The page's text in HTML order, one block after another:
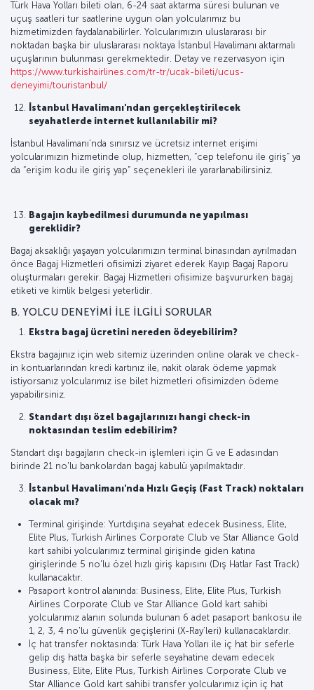
Türk Hava Yolları bileti olan, 6-24 saat aktarma süresi bulunan ve
uçuş saatleri tur saatlerine uygun olan yolcularımız bu
hizmetimizden faydalanabilirler. Yolcularımızın uluslararası bir
noktadan başka bir uluslararası noktaya İstanbul Havalimanı aktarmalı
uçuşlarının bulunması gerekmektedir. Detay ve rezervasyon için
https://www.turkishairlines.com/tr-tr/ucak-bileti/ucus-
deneyimi/touristanbul/
İstanbul Havalimanı'ndan gerçekleştirilecek
seyahatlerde internet kullanılabilir mi?
İstanbul Havalimanı’nda sınırsız ve ücretsiz internet erişimi
yolcularımızın hizmetinde olup, hizmetten, “cep telefonu ile giriş” ya
da “erişim kodu ile giriş yap” seçenekleri ile yararlanabilirsiniz.
Bagajın kaybedilmesi durumunda ne yapılması
gereklidir?
Bagaj aksaklığı yaşayan yolcularımızın terminal binasından ayrılmadan
önce Bagaj Hizmetleri ofisimizi ziyaret ederek Kayıp Bagaj Raporu
oluşturmaları gerekir. Bagaj Hizmetleri ofisimize başvururken bagaj
etiketi ve kimlik belgesi yeterlidir.
B. YOLCU DENEYİMİ İLE İLGİLİ SORULAR
Ekstra bagaj ücretini nereden ödeyebilirim?
Ekstra bagajınız için web sitemiz üzerinden online olarak ve check-
in kontuarlarından kredi kartınız ile, nakit olarak ödeme yapmak
istiyorsanız yolcularımız ise bilet hizmetleri ofisimizden ödeme
yapabilirsiniz.
Standart dışı özel bagajlarınızı hangi check-in
noktasından teslim edebilirim?
Standart dışı bagajların check-in işlemleri için G ve E adasından
birinde 21 no'lu bankolardan bagaj kabulü yapılmaktadır.
İstanbul Havalimanı'nda Hızlı Geçiş (Fast Track) noktaları
olacak mı?
Terminal girişinde: Yurtdışına seyahat edecek Business, Elite,
Elite Plus, Turkish Airlines Corporate Club ve Star Alliance Gold
kart sahibi yolcularımız terminal girişinde giden katına
girişlerinde 5 no'lu özel hızlı giriş kapısını (Dış Hatlar Fast Track)
kullanacaktır.
Pasaport kontrol alanında: Business, Elite, Elite Plus, Turkish
Airlines Corporate Club ve Star Alliance Gold kart sahibi
yolcularımız alanın solunda bulunan 6 adet pasaport bankosu ile
1, 2, 3, 4 no'lu güvenlik geçişlerini (X-Ray’leri) kullanacaklardır.
İç hat transfer noktasında: Türk Hava Yolları ile iç hat bir seferle
gelip dış hatta başka bir seferle seyahatine devam edecek
Business, Elite, Elite Plus, Turkish Airlines Corporate Club ve
Star Alliance Gold kart sahibi transfer yolcularımız için iç hat